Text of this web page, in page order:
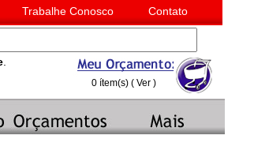
0 ítem(s) ( Ver )
Trabalhe Conosco Contato